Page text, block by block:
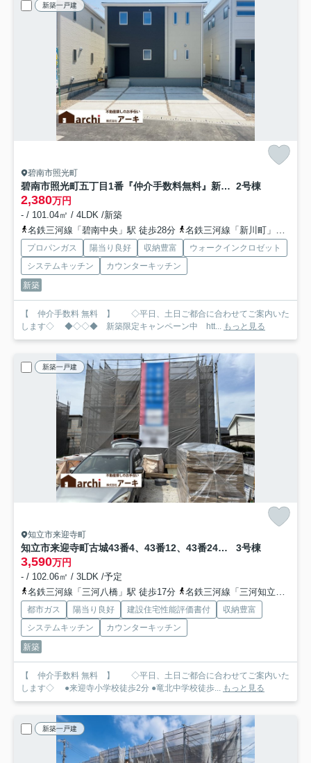
新築一戸建
碧南市照光町
碧南市照光町五丁目1番『仲介手数料無料』新築一戸建て・建売 2号棟
2,380万円
- / 101.04㎡ / 4LDK /新築
名鉄三河線「碧南中央」駅 徒歩28分
名鉄三河線「新川町」駅 徒歩35分
プロパンガス 陽当り良好 収納豊富
ウォークインクロゼット
システムキッチン
カウンターキッチン
新築
【 仲介手数料 無料 】 ◇平日、土日ご都合に合わせてご案内いた
します◇ ◆◇◇◆ 新築限定キャンペーン中 htt...
もっと見る
新築一戸建
知立市来迎寺町
知立市来迎寺町古城43番4、43番12、43番24他『仲介手数料無料』新築一戸建て・建売 3号棟
3,590万円
- / 102.06㎡ / 3LDK /予定
名鉄三河線「三河八橋」駅 徒歩17分
名鉄三河線「三河知立」駅 徒歩25分
都市ガス 陽当り良好 建設住宅性能評価書付
収納豊富
システムキッチン
カウンターキッチン
新築
【 仲介手数料 無料 】 ◇平日、土日ご都合に合わせてご案内いた
します◇ ●来迎寺小学校徒歩2分 ●竜北中学校徒歩...
もっと見る
新築一戸建